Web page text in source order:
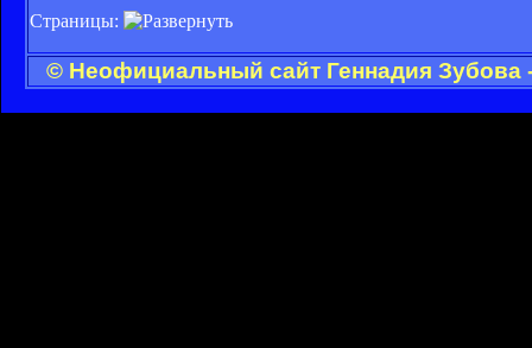
Страницы:
© Неофициальный сайт Геннадия Зубова